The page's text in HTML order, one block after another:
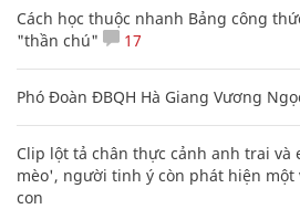
Cách học thuộc nhanh Bảng công
"thần chú"
17
Phó Đoàn ĐBQH Hà Giang Vương
Clip lột tả chân thực cảnh anh trai và
mèo', người tinh ý còn phát hiện một
con